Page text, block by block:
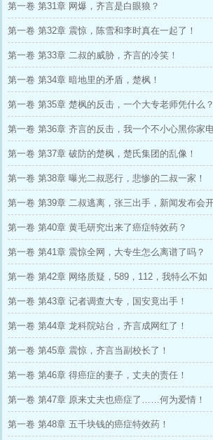
第一卷 第31章 网爆，齐言是白眼狼？
第一卷 第32章 震惊，陈雪和李时真在一起了！
第一卷 第33章 二叔的威胁，齐言的冷笑！
第一卷 第34章 暗地里的矛盾，楚枫！
第一卷 第35章 楚枫的反击，一个大专老师凭什么？
第一卷 第36章 齐言的反击，我一个不小心黑你家电
第一卷 第37章 破防的楚枫，楚氏集团的乱像！
第一卷 第38章 曝光二叔恶行，悲惨的二叔一家！
第一卷 第39章 二叔逃离，张三出手，新闻发布会开
第一卷 第40章 黄毛研究出来了癌症特效药？
第一卷 第41章 震惊全网，大专生怎么离谱了吗？
第一卷 第42章 网络质疑，589，112，我特么不如
第一卷 第43章 记者调查大专，国安竟出手！
第一卷 第44章 龙科院站台，齐言成网红了！
第一卷 第45章 震惊，齐言当副校长了！
第一卷 第46章 得癌症的妻子，丈夫的责任！
第一卷 第47章 原来丈夫也癌症了……何为爱情！
第一卷 第48章 五千块钱的癌症特效药！